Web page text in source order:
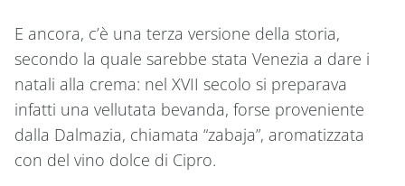
E ancora, c’è una terza versione della storia,
secondo la quale sarebbe stata Venezia a dare i
natali alla crema: nel XVII secolo si preparava
infatti una vellutata bevanda, forse proveniente
dalla Dalmazia, chiamata “zabaja”, aromatizzata
con del vino dolce di Cipro.